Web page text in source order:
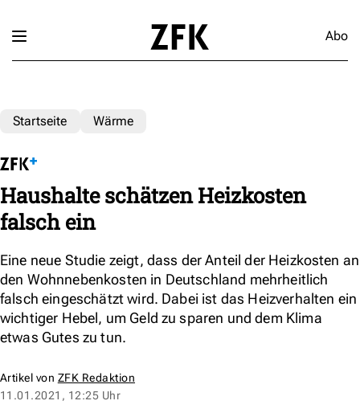
Abo
Startseite Wärme
Haushalte schätzen Heizkosten
falsch ein
Eine neue Studie zeigt, dass der Anteil der Heizkosten an
den Wohnnebenkosten in Deutschland mehrheitlich
falsch eingeschätzt wird. Dabei ist das Heizverhalten ein
wichtiger Hebel, um Geld zu sparen und dem Klima
etwas Gutes zu tun.
Artikel von ZFK Redaktion
11.01.2021, 12:25 Uhr